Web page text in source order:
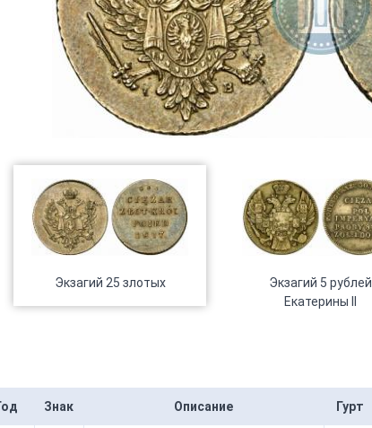
Экзагий 25 злотых
Экзагий 5 рублей
Екатерины II
Знак Описание Гурт